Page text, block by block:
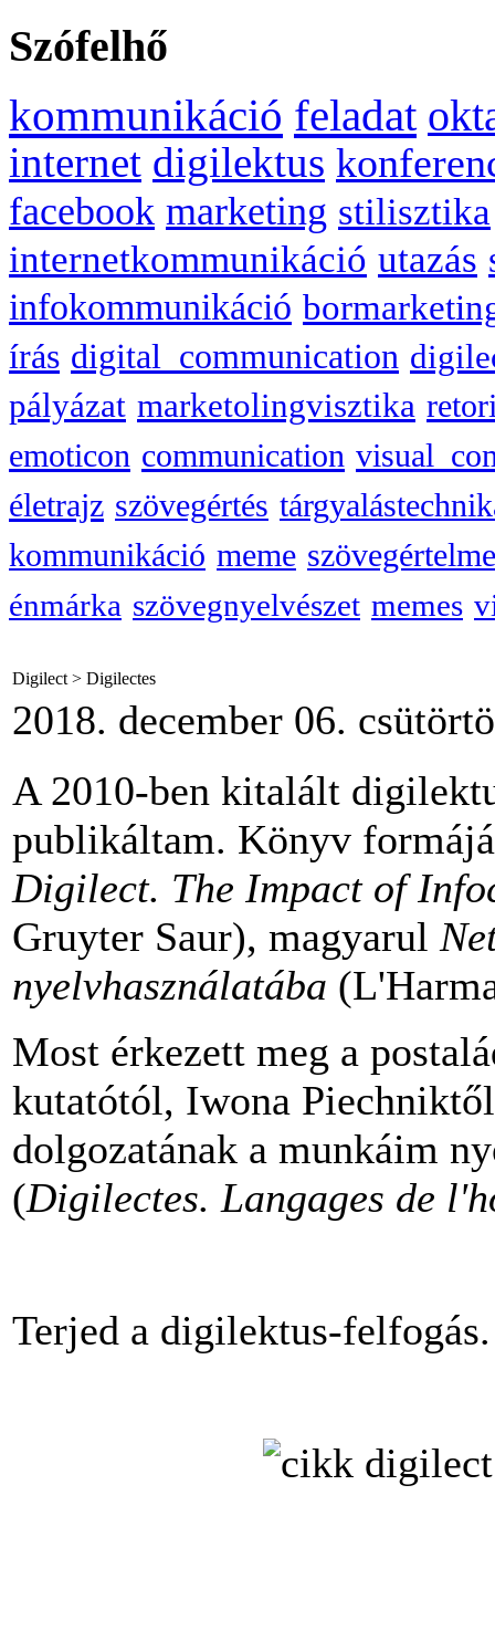
Szófelhő
kommunikáció feladat
internet digilektus
facebook marketing stilisztika
internetkommunikáció utazás
infokommunikáció
írás digital_communication
pályázat marketolingvisztika
emoticon communication
életrajz szövegértés
kommunikáció meme
énmárka szövegnyelvészet memes
Digilect > Digilectes
2018. december 06.
A 2010-ben kitalált
publikáltam. Könyv
Digilect. The Impact of
Gruyter Saur), magyarul
nyelvhasználatába
Most érkezett meg a
kutatótól, Iwona
dolgozatának a munkáim
(Digilectes. Langages de
Terjed a digilektus-